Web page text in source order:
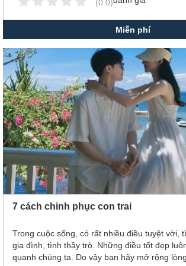
(0.0)
Miễn phí
7 cách chinh phục con trai
Trong cuộc sống, có rất nhiều điều tuyệt vời,
gia đình, tình thầy trò. Những điều tốt đẹp
quanh chúng ta. Do vậy bạn hãy mở rộng